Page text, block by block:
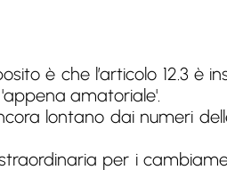
è che l’articolo 12.3 è
amatoriale'.
lontano dai numeri
per i